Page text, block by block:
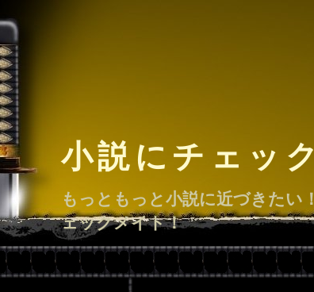
小説にチェッ
もっともっと小説に近づきたい
ェックメイト！